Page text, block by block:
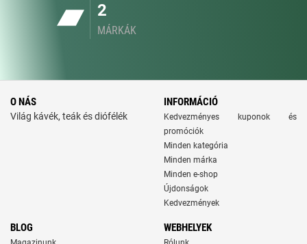
2
MÁRKÁK
O NÁS
Világ kávék, teák és diófélék
INFORMÁCIÓ
Kedvezményes kuponok és
promóciók
Minden kategória
Minden márka
Minden e-shop
Újdonságok
Kedvezmények
BLOG WEBHELYEK